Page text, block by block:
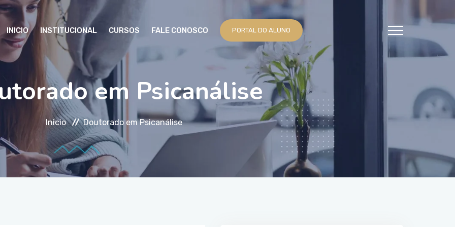
INICIO INSTITUCIONAL CURSOS FALE CONOSCO PORTAL DO ALUNO
em Psicanálise
Inicio Doutorado em Psicanálise